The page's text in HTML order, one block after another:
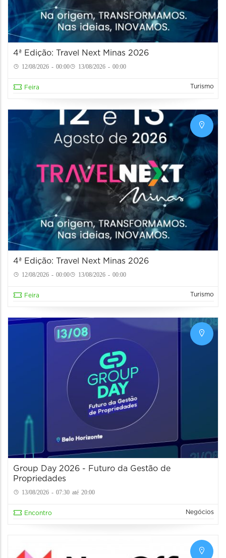
4ª Edição: Travel Next Minas 2026
12/08/2026 - 00:00 13/08/2026 - 00:00
Feira Turismo
4ª Edição: Travel Next Minas 2026
12/08/2026 - 00:00 13/08/2026 - 00:00
Feira Turismo
Group Day 2026 - Futuro da Gestão de
Propriedades
13/08/2026 - 07:30 até 20:00
Encontro Negócios